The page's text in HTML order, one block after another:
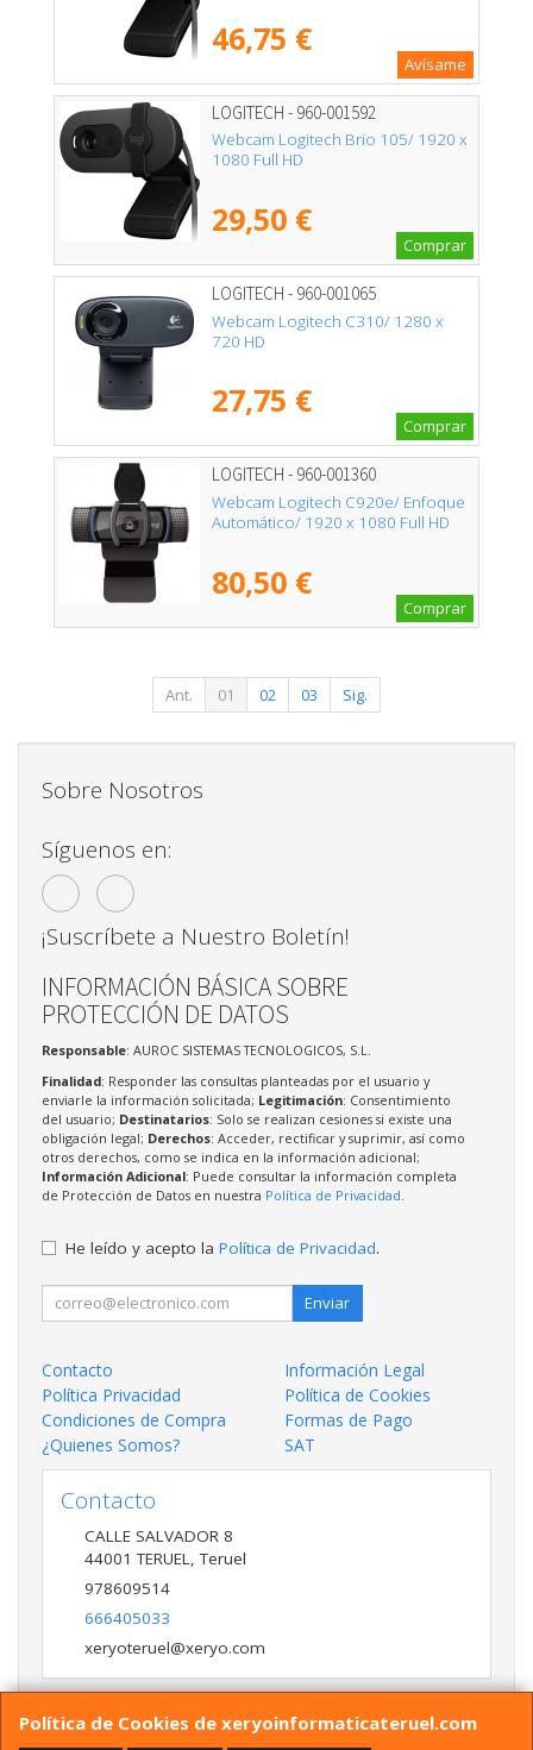
46,75 €
Avísame
LOGITECH - 960-001592
Webcam Logitech Brio 105/ 1920 x
1080 Full HD
29,50 €
Comprar
LOGITECH - 960-001065
Webcam Logitech C310/ 1280 x
720 HD
27,75 €
Comprar
LOGITECH - 960-001360
Webcam Logitech C920e/ Enfoque
Automático/ 1920 x 1080 Full HD
80,50 €
Comprar
Ant. 01 02 03 Sig.
Política de Cookies de xeryoinformaticateruel.com
Sobre Nosotros
Síguenos en:
¡Suscríbete a Nuestro Boletín!
INFORMACIÓN BÁSICA SOBRE
PROTECCIÓN DE DATOS
Responsable: AUROC SISTEMAS TECNOLOGICOS, S.L.
Finalidad: Responder las consultas planteadas por el usuario y
enviarle la información solicitada; Legitimación: Consentimiento
del usuario; Destinatarios: Solo se realizan cesiones si existe una
obligación legal; Derechos: Acceder, rectificar y suprimir, así como
otros derechos, como se indica en la información adicional;
Información Adicional: Puede consultar la información completa
de Protección de Datos en nuestra Política de Privacidad.
He leído y acepto la Política de Privacidad.
Enviar
Contacto
Información Legal
Política Privacidad
Política de Cookies
Condiciones de Compra
Formas de Pago
¿Quienes Somos?
SAT
Contacto
CALLE SALVADOR 8
44001 TERUEL,Teruel
978609514
666405033
xeryoteruel@xeryo.com
Horario